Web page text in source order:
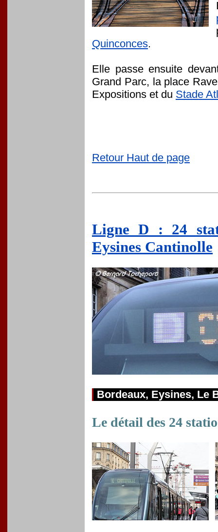
Quinconces.
Elle passe ensuite
Grand Parc, la place
Expositions et du Stade
Retour Haut de page
Ligne D : 24
Eysines Cantinolle
Bordeaux, Eysines, Le
Le détail des 24